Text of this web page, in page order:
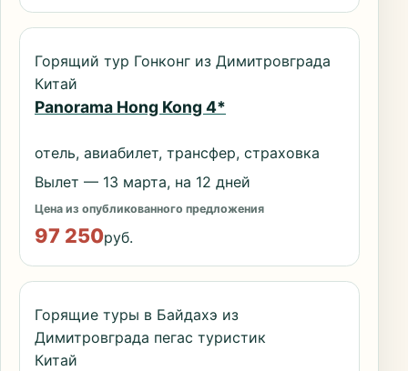
Горящий тур Гонконг из Димитровграда
Китай
Panorama Hong Kong 4*
отель, авиабилет, трансфер, страховка
Вылет — 13 марта, на 12 дней
Цена из опубликованного предложения
97 250руб.
Горящие туры в Байдахэ из
Димитровграда пегас туристик
Китай